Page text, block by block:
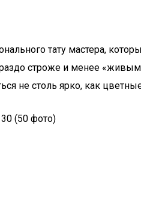
тату мастера,
строже и менее
не столь ярко, как
(50 фото)